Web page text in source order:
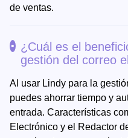
de ventas.
¿Cuál es el
gestión del correo
Al usar Lindy para la
puedes ahorrar tiempo y
entrada. Características
Electrónico y el Redactor